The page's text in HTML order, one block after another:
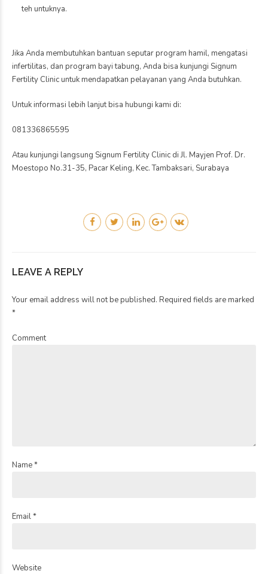
teh untuknya.
Jika Anda membutuhkan bantuan seputar program hamil, mengatasi
infertilitas, dan program bayi tabung, Anda bisa kunjungi Signum
Fertility Clinic untuk mendapatkan pelayanan yang Anda butuhkan.
Untuk informasi lebih lanjut bisa hubungi kami di:
081336865595
Atau kunjungi langsung Signum Fertility Clinic di Jl. Mayjen Prof. Dr.
Moestopo No.31-35, Pacar Keling, Kec. Tambaksari, Surabaya
LEAVE A REPLY
Your email address will not be published. Required fields are marked
*
Comment
Name *
Email *
Website